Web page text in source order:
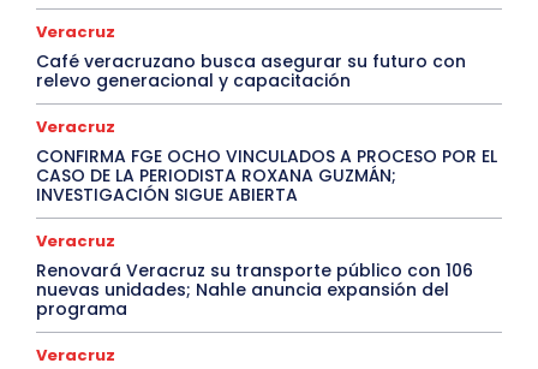
Veracruz
Café veracruzano busca asegurar su futuro con
relevo generacional y capacitación
Veracruz
CONFIRMA FGE OCHO VINCULADOS A PROCESO POR EL
CASO DE LA PERIODISTA ROXANA GUZMÁN;
INVESTIGACIÓN SIGUE ABIERTA
Veracruz
Renovará Veracruz su transporte público con 106
nuevas unidades; Nahle anuncia expansión del
programa
Veracruz